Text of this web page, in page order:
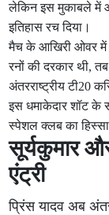
लेकिन इस मुकाबले में
इतिहास रच दिया।
मैच के आखिरी ओवर में
रनों की दरकार थी,
अंतरराष्ट्रीय टी20
इस धमाकेदार शॉट के
स्पेशल क्लब का
सूर्यकुमार
एंट्री
प्रिंस यादव अब